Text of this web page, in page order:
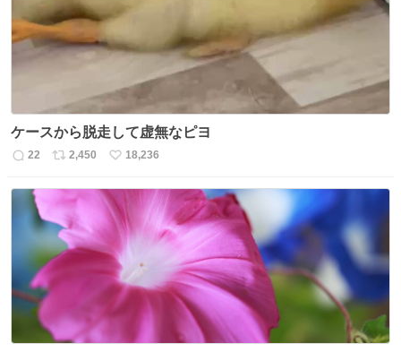
数
ケースから脱走して虚無なピヨ
返
22
リ
ト
数
2,450
い
ね
数
18,236